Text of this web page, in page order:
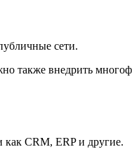
сети.
также внедрить
CRM, ERP и другие.